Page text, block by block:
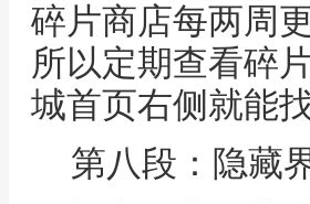
碎片商店每两周
所以定期查看碎
城首页右侧就能
第八段：隐藏